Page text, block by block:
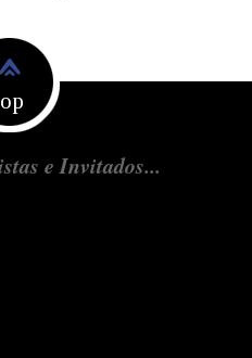
e Invitados...